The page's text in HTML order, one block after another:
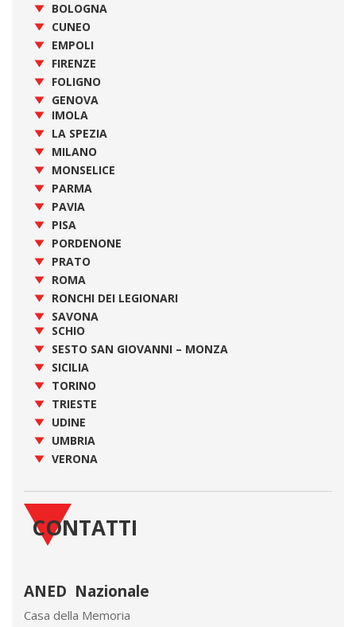
BOLOGNA
CUNEO
EMPOLI
FIRENZE
FOLIGNO
GENOVA
IMOLA
LA SPEZIA
MILANO
MONSELICE
PARMA
PAVIA
PISA
PORDENONE
PRATO
ROMA
RONCHI DEI LEGIONARI
SAVONA
SCHIO
SESTO SAN GIOVANNI – MONZA
SICILIA
TORINO
TRIESTE
UDINE
UMBRIA
VERONA
CONTATTI
ANED Nazionale
Casa della Memoria